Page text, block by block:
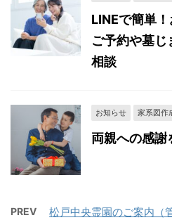
LINEで簡単
ご予約や墓
相談
お知らせ 家系図作
両親への感謝
PREV 松戸中央霊園のご案内（